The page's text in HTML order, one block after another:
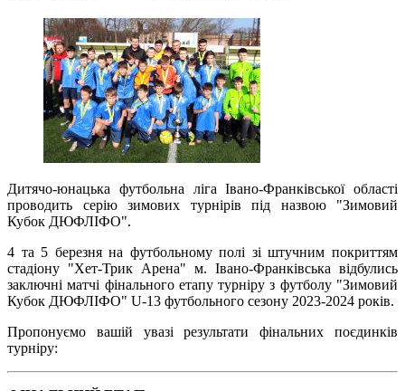
Дитячо-юнацька футбольна ліга Івано-Франківської області
проводить серію зимових турнірів під назвою "Зимовий
Кубок ДЮФЛІФО".
4 та 5 березня на футбольному полі зі штучним покриттям
стадіону "Хет-Трик Арена" м. Івано-Франківська відбулись
заключні матчі фінального етапу турніру з футболу "Зимовий
Кубок ДЮФЛІФО" U-13 футбольного сезону 2023-2024 років.
Пропонуємо вашій увазі результати фінальних поєдинків
турніру: